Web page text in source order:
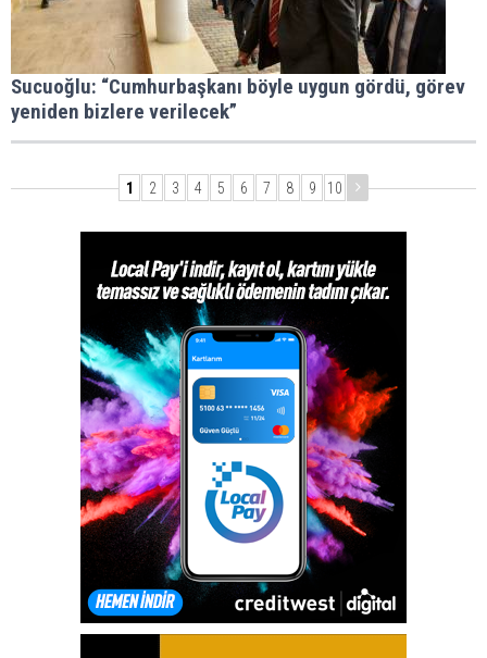
Sucuoğlu: “Cumhurbaşkanı böyle uygun gördü, görev
yeniden bizlere verilecek”
1 2 3 4 5 6 7 8 9 10